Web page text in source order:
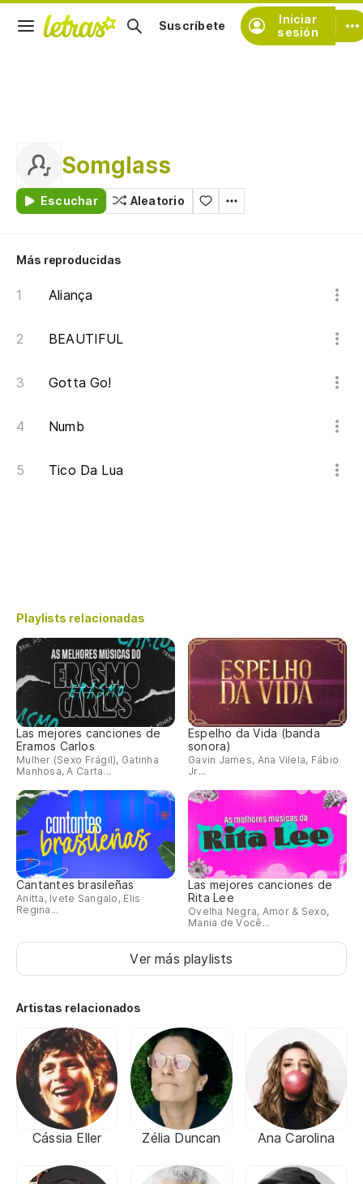
Iniciar
sesión
Suscríbete
Somglass
Escuchar Aleatorio
Más reproducidas
Aliança
BEAUTIFUL
Gotta Go!
Numb
Tico Da Lua
Playlists relacionadas
Las mejores canciones de
Eramos Carlos
Mulher (Sexo Frágil), Gatinha
Manhosa, A Carta...
Espelho da Vida (banda
sonora)
Gavin James, Ana Vilela, Fábio
Jr...
Cantantes brasileñas
Anitta, Ivete Sangalo, Elis
Regina...
Las mejores canciones de
Rita Lee
Ovelha Negra, Amor & Sexo,
Mania de Você...
Ver más playlists
Artistas relacionados
Cássia Eller Zélia Duncan Ana Carolina